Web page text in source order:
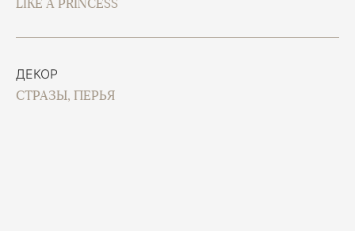
LIKE A PRINCESS
ДЕКОР
СТРАЗЫ, ПЕРЬЯ